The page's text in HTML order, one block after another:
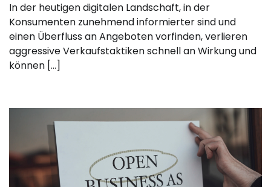
In der heutigen digitalen Landschaft, in der
Konsumenten zunehmend informierter sind und
einen Überfluss an Angeboten vorfinden, verlieren
aggressive Verkaufstaktiken schnell an Wirkung und
können […]